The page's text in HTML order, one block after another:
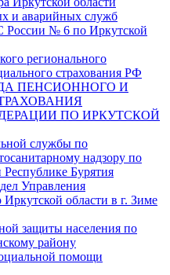
и аварийных служб
№ 6 по Иркутской
регионального
страхования РФ
ПЕНСИОННОГО И
ПО ИРКУТСКОЙ
службы по
надзору по
Бурятия
Управления
Иркутской области в г. Зиме
защиты населения по
району
помощи